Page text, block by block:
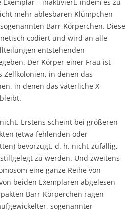
Exemplar – inaktiviert, indem es zu
mehr ablesbaren Klümpchen
Barr-Körperchen. Diese
codiert und wird an alle
entstehenden
Der Körper einer Frau ist
Zellkolonien, in denen das
in denen das väterliche X-
Erstens scheint bei größeren
(etwa fehlenden oder
bevorzugt, d. h. nicht-zufällig,
zu werden. Und zweitens
eine ganze Reihe von
beiden Exemplaren abgelesen
Barr-Körperchen ragen
sogenannter